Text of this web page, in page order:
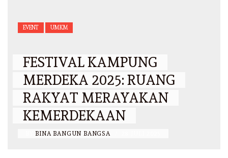
EVENT UMKM
FESTIVAL KAMPUNG
MERDEKA 2025: RUANG
RAKYAT MERAYAKAN
KEMERDEKAAN
BINA BANGUN BANGSA